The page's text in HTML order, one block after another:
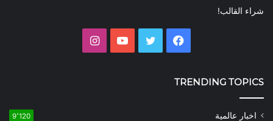
شراء القالب!
فيسبوك تويتر يوتيوب
TRENDING TOPICS
اخبار عالمية 9٬120